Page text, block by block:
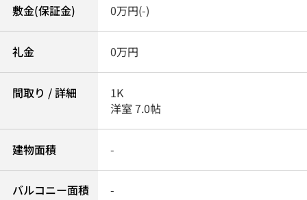
敷金(保証金) 0万円(-)
礼金 0万円
間取り / 詳細
1K
洋室 7.0帖
建物面積 -
バルコニー面積 -